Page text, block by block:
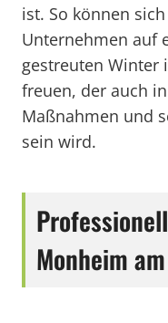
ist. So können
Unternehmen auf
gestreuten Winter
freuen, der auch
Maßnahmen und
sein wird.
Monheim